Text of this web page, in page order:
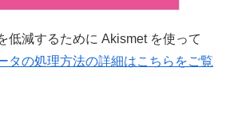
低減するために Akismet を使って
タの処理方法の詳細はこちらをご覧